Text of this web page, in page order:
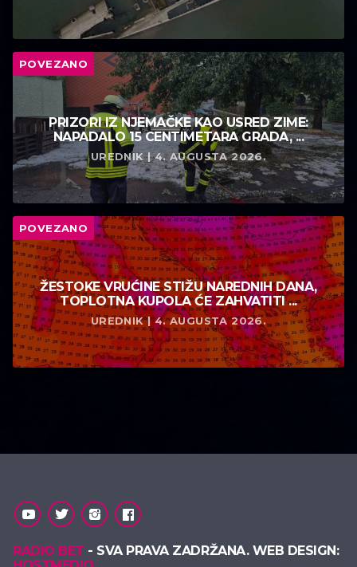
POVEZANO
PRIZORI IZ NJEMAČKE KAO USRED ZIME:
NAPADALO 15 CENTIMETARA GRADA, ...
UREDNIK | 4. AUGUSTA 2026.
POVEZANO
ŽESTOKE VRUĆINE STIŽU NAREDNIH DANA,
TOPLOTNA KUPOLA ĆE ZAHVATITI ...
UREDNIK | 4. AUGUSTA 2026.
RADIO BET - SVA PRAVA ZADRŽANA. WEB DESIGN: